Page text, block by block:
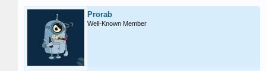
Prorab
Well-Known Member